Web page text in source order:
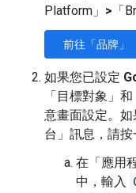
Platform」 > 「
前往「品牌」
如果您已設定
「目標對象」 和
意畫面設定。
台」 訊息，請按
在「應用
中，輸入